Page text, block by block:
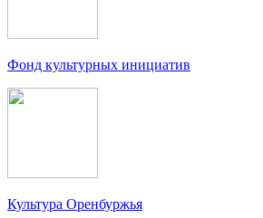
Фонд культурных инициатив
Культура Оренбуржья